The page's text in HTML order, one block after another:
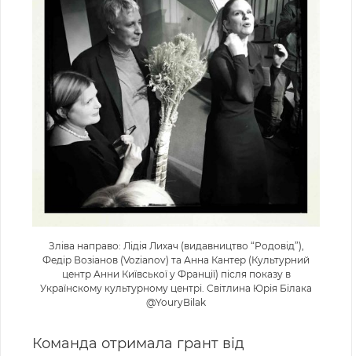
Зліва направо: Лідія Лихач (видавництво “Родовід”),
Федір Возіанов (Vozianov) та Анна Кантер (Культурний
центр Анни Київської у Франції) після показу в
Українскому культурному центрі. Світлина Юрія Білака
@YouryBilak
Команда отримала грант від